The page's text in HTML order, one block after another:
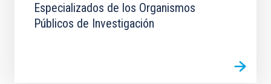
Especializados de los Organismos
Públicos de Investigación